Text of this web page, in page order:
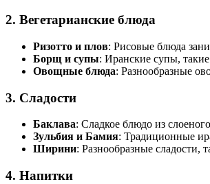
2. Вегетарианские блюда
Ризотто и плов: Рисовые блюда
Борщ и супы: Иранские супы,
Овощные блюда: Разнообразные
3. Сладости
Баклава: Сладкое блюдо из
Зульбия и Бамия: Традиционные
Ширини: Разнообразные сладости,
4. Напитки